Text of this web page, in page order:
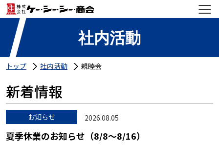
社内活動
トップ 社内活動 親睦会
新着情報
お知らせ 2026.08.05
夏季休業のお知らせ（8/8～8/16）